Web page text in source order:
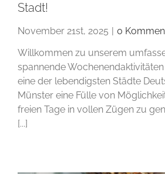
Stadt!
November 21st, 2025 | 0
Willkommen zu unserem
spannende
eine der lebendigsten Städte
Münster eine Fülle von
freien Tage in vollen Zügen zu
[...]